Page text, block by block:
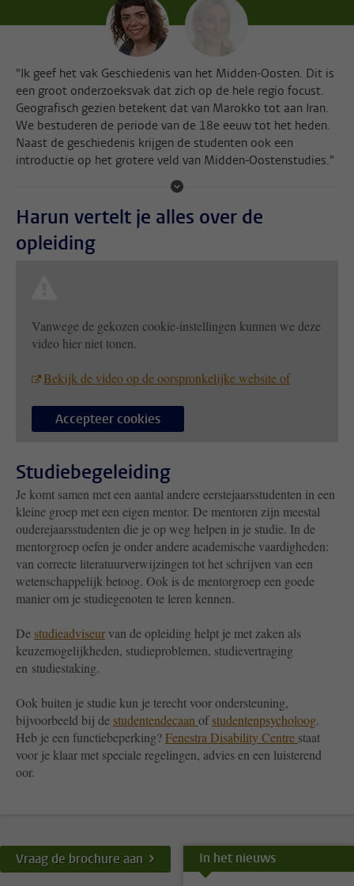
"Ik geef het vak Geschiedenis van het Midden-Oosten. Dit is
een groot onderzoeksvak dat zich op de hele regio focust.
Geografisch gezien betekent dat van Marokko tot aan Iran.
We bestuderen de periode van de 18e eeuw tot het heden.
Naast de geschiedenis krijgen de studenten ook een
introductie op het grotere veld van Midden-Oostenstudies."
Harun vertelt je alles over de
opleiding
Vanwege de gekozen cookie-instellingen kunnen we deze
video hier niet tonen.
Bekijk de video op de oorspronkelijke website of
Accepteer cookies
Studiebegeleiding
Je komt samen met een aantal andere eerstejaarsstudenten in een
kleine groep met een eigen mentor. De mentoren zijn meestal
ouderejaarsstudenten die je op weg helpen in je studie. In de
mentorgroep oefen je onder andere academische vaardigheden:
van correcte literatuurverwijzingen tot het schrijven van een
wetenschappelijk betoog. Ook is de mentorgroep een goede
manier om je studiegenoten te leren kennen.
De studieadviseur van de opleiding helpt je met zaken als
keuzemogelijkheden, studieproblemen, studievertraging
en studiestaking.
Ook buiten je studie kun je terecht voor ondersteuning,
bijvoorbeeld bij de studentendecaan ofstudentenpsycholoog.
Heb je een functiebeperking?Fenestra Disability Centre staat
voor je klaar met speciale regelingen, advies en een luisterend
oor.
Vraag de brochure aan In het nieuws